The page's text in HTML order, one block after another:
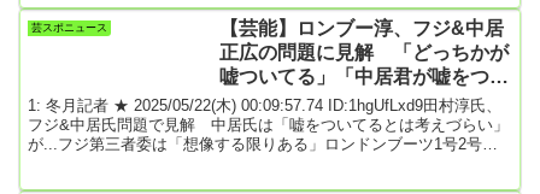
て、それとうまく付き合っていかなければいけない」と前置きした
上で「精神疾患でも健康な人と同じように生活して、平気そうに見
芸スポニュース
【芸能】ロンブー淳、フジ&中居
正広の問題に見解 「どっちかが
嘘ついてる」「中居君が嘘をつい
てるとは、ちょっと考えづらい」
と主張★2
1: 冬月記者 ★ 2025/05/22(木) 00:09:57.74 ID:1hgUfLxd9田村淳氏、
フジ&中居氏問題で見解 中居氏は「嘘をついてるとは考えづらい」
が...フジ第三者委は「想像する限りある」ロンドンブーツ1号2号の